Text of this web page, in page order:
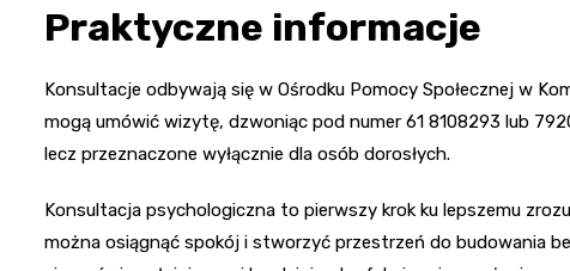
Praktyczne informacje
Konsultacje odbywają się w Ośrodku Pomocy Społecznej w
mogą umówić wizytę, dzwoniąc pod numer 61 8108293 lub
lecz przeznaczone wyłącznie dla osób dorosłych.
Konsultacja psychologiczna to pierwszy krok ku lepszemu
można osiągnąć spokój i stworzyć przestrzeń do budowania